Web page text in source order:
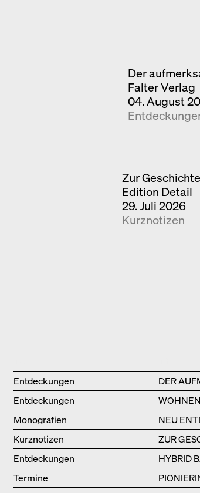
Der
Falter Verlag
04. August
Zur
Edition Detail
29. Juli 2026
Kurznotizen
Entdeckungen
DER
Entdeckungen
Monografien
NEU
Kurznotizen
ZUR
Entdeckungen
HYBRID
Termine